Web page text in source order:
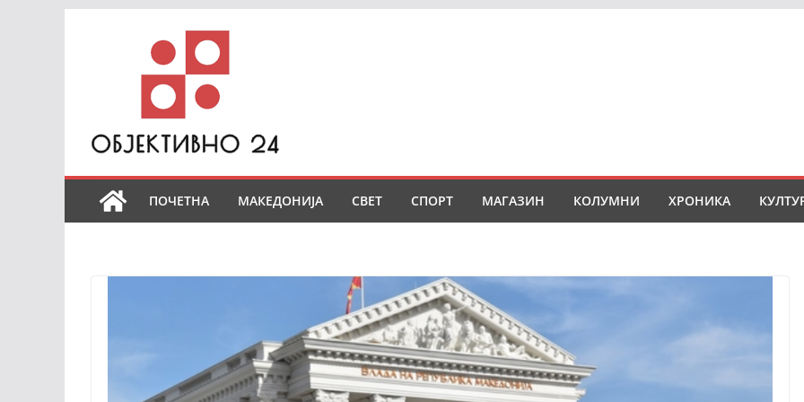
ПОЧЕТНА МАКЕДОНИЈА СВЕТ СПОРТ МАГАЗИН КОЛУМНИ ХРОНИКА